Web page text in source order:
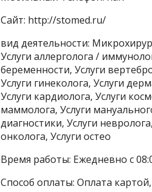
Сайт: http://stomed.ru/
вид деятельности:
Услуги аллерголога /
беременности, Услуги
Услуги гинеколога, Услуги
Услуги кардиолога, Услуги
маммолога, Услуги
диагностики, Услуги
онколога, Услуги остео
Время работы: Ежедневно с
Способ оплаты: Оплата